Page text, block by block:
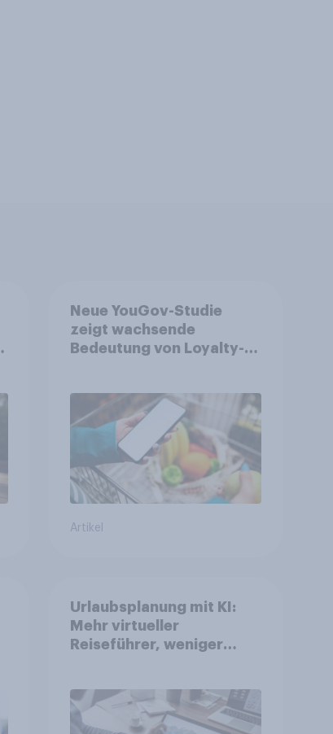
Neue YouGov-Studie
zeigt wachsende
Bedeutung von Loyalty-
Artikel
Urlaubsplanung mit KI:
Mehr virtueller
Reiseführer, weniger